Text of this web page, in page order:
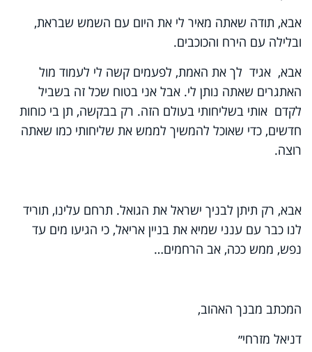
אבא, תודה שאתה מאיר לי את היום עם השמש שבראת,
ובלילה עם הירח והכוכבים.
אבא, אגיד לך את האמת, לפעמים קשה לי לעמוד מול
האתגרים שאתה נותן לי. אבל אני בטוח שכל זה בשביל
לקדם אותי בשליחותי בעולם הזה. רק בבקשה, תן בי כוחות
חדשים, כדי שאוכל להמשיך לממש את שליחותי כמו שאתה
רוצה.
אבא, רק תיתן לבניך ישראל את הגואל. תרחם עלינו, תוריד
לנו כבר עם ענני שמיא את בניין אריאל, כי הגיעו מים עד
נפש, ממש ככה, אב הרחמים…
המכתב מבנך האהוב,
דניאל מזרחי״